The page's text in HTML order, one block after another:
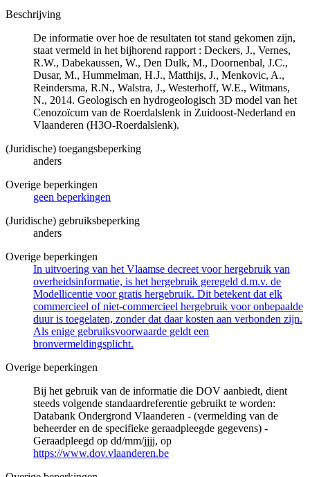
Beschrijving
De informatie over hoe de resultaten tot stand gekomen zijn,
staat vermeld in het bijhorend rapport : Deckers, J., Vernes,
R.W., Dabekaussen, W., Den Dulk, M., Doornenbal, J.C.,
Dusar, M., Hummelman, H.J., Matthijs, J., Menkovic, A.,
Reindersma, R.N., Walstra, J., Westerhoff, W.E., Witmans,
N., 2014. Geologisch en hydrogeologisch 3D model van het
Cenozoïcum van de Roerdalslenk in Zuidoost-Nederland en
Vlaanderen (H3O-Roerdalslenk).
(Juridische) toegangsbeperking
anders
Overige beperkingen
geen beperkingen
(Juridische) gebruiksbeperking
anders
Overige beperkingen
In uitvoering van het Vlaamse decreet voor hergebruik van
overheidsinformatie, is het hergebruik geregeld d.m.v. de
Modellicentie voor gratis hergebruik. Dit betekent dat elk
commercieel of niet-commercieel hergebruik voor onbepaalde
duur is toegelaten, zonder dat daar kosten aan verbonden zijn.
Als enige gebruiksvoorwaarde geldt een
bronvermeldingsplicht.
Overige beperkingen
Bij het gebruik van de informatie die DOV aanbiedt, dient
steeds volgende standaardreferentie gebruikt te worden:
Databank Ondergrond Vlaanderen - (vermelding van de
beheerder en de specifieke geraadpleegde gegevens) -
Geraadpleegd op dd/mm/jjjj, op
https://www.dov.vlaanderen.be